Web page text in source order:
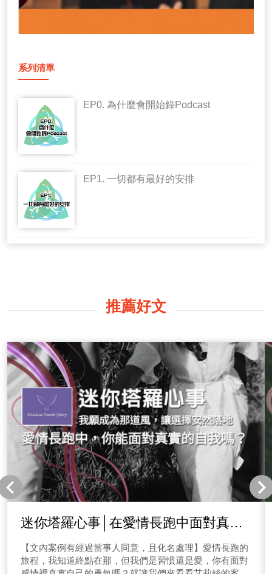
系列清單
EP0. 為什麼會開始錄Podcast
EP1. 一切都有最好的安排
推薦好文
迷你塔羅心事│在愛情長跑中面對真實
自我
【文內案例有經過當事人同意，且化名處理】愛情長跑的
旅程，我知道終點在那，但我們是習慣還是愛，你有面對